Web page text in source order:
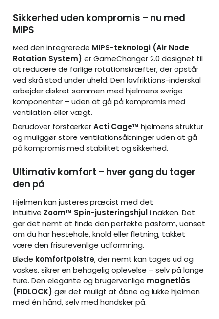
Sikkerhed uden kompromis – nu med
MIPS
Med den integrerede MIPS-teknologi (Air Node
Rotation System) er GameChanger 2.0 designet til
at reducere de farlige rotationskræfter, der opstår
ved skrå stød under uheld. Den lavfriktions-inderskal
arbejder diskret sammen med hjelmens øvrige
komponenter – uden at gå på kompromis med
ventilation eller vægt.
Derudover forstærkerActi Cage™ hjelmens struktur
og muliggør store ventilationsåbninger uden at gå
på kompromis med stabilitet og sikkerhed.
Ultimativ komfort – hver gang du tager
den på
Hjelmen kan justeres præcist med det
intuitive Zoom™ Spin-justeringshjuli nakken. Det
gør det nemt at finde den perfekte pasform, uanset
om du har hestehale, knold eller fletning, takket
være den frisurevenlige udformning.
Bløde komfortpolstre, der nemt kan tages ud og
vaskes, sikrer en behagelig oplevelse – selv på lange
ture. Den elegante og brugervenlige magnetlås
(FIDLOCK) gør det muligt at åbne og lukke hjelmen
med én hånd, selv med handsker på.